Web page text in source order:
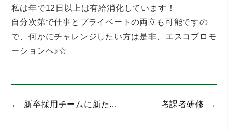
私は年で12日以上は有給消化しています！
自分次第で仕事とプライベートの両立も可能ですの
で、何かにチャレンジしたい方は是非、エスコプロモ
ーションへ♪☆
新卒採用チームに新た... 考課者研修